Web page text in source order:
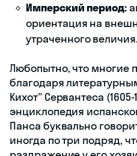
Имперский период:
ориентация на
утраченного величия.
Любопытно, что многие
благодаря
Кихот" Сервантеса
энциклопедия
Панса буквально
иногда по три подряд,